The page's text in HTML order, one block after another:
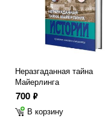
Неразгаданная тайна
Майерлинга
700 ф
В корзину